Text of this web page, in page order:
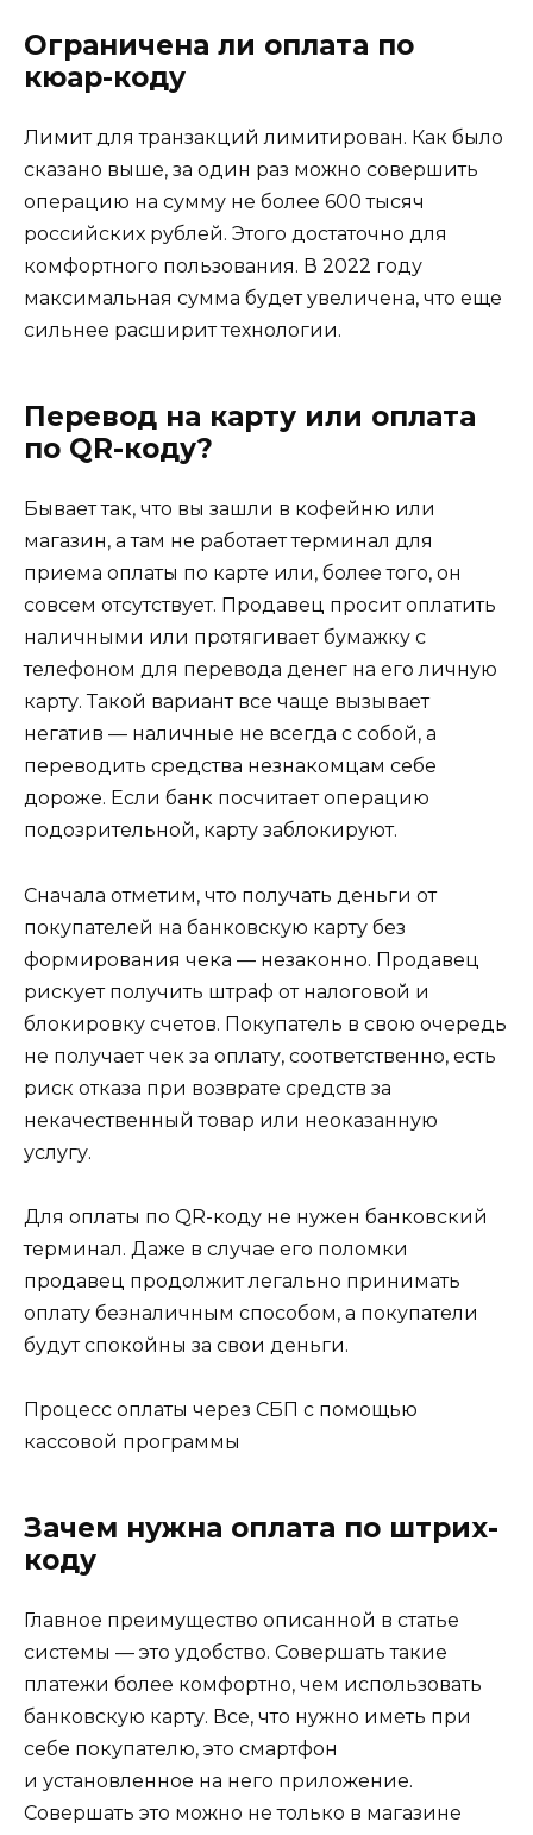
Ограничена ли оплата по
кюар-коду
Лимит для транзакций лимитирован. Как было
сказано выше, за один раз можно совершить
операцию на сумму не более 600 тысяч
российских рублей. Этого достаточно для
комфортного пользования. В 2022 году
максимальная сумма будет увеличена, что еще
сильнее расширит технологии.
Перевод на карту или оплата
по QR-коду?
Бывает так, что вы зашли в кофейню или
магазин, а там не работает терминал для
приема оплаты по карте или, более того, он
совсем отсутствует. Продавец просит оплатить
наличными или протягивает бумажку с
телефоном для перевода денег на его личную
карту. Такой вариант все чаще вызывает
негатив — наличные не всегда с собой, а
переводить средства незнакомцам себе
дороже. Если банк посчитает операцию
подозрительной, карту заблокируют.
Сначала отметим, что получать деньги от
покупателей на банковскую карту без
формирования чека — незаконно. Продавец
рискует получить штраф от налоговой и
блокировку счетов. Покупатель в свою очередь
не получает чек за оплату, соответственно, есть
риск отказа при возврате средств за
некачественный товар или неоказанную
услугу.
Для оплаты по QR-коду не нужен банковский
терминал. Даже в случае его поломки
продавец продолжит легально принимать
оплату безналичным способом, а покупатели
будут спокойны за свои деньги.
Процесс оплаты через СБП с помощью
кассовой программы
Зачем нужна оплата по штрих-
коду
Главное преимущество описанной в статье
системы — это удобство. Совершать такие
платежи более комфортно, чем использовать
банковскую карту. Все, что нужно иметь при
себе покупателю, это смартфон
и установленное на него приложение.
Совершать это можно не только в магазине